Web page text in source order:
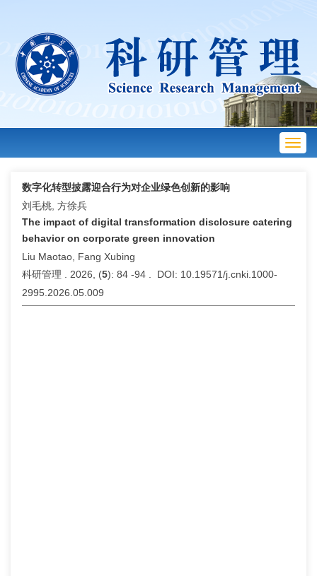
数字化转型披露迎合行为对企业绿色创新的影响
刘毛桃, 方徐兵
The impact of digital transformation disclosure catering
behavior on corporate green innovation
Liu Maotao, Fang Xubing
科研管理 . 2026, (5): 84 -94 . DOI: 10.19571/j.cnki.1000-
2995.2026.05.009